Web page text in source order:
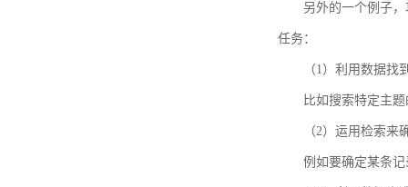
另外的一个例子，
任务：
（1）利用数据找
比如搜索特定主
（2）运用检索来
例如要确定某条